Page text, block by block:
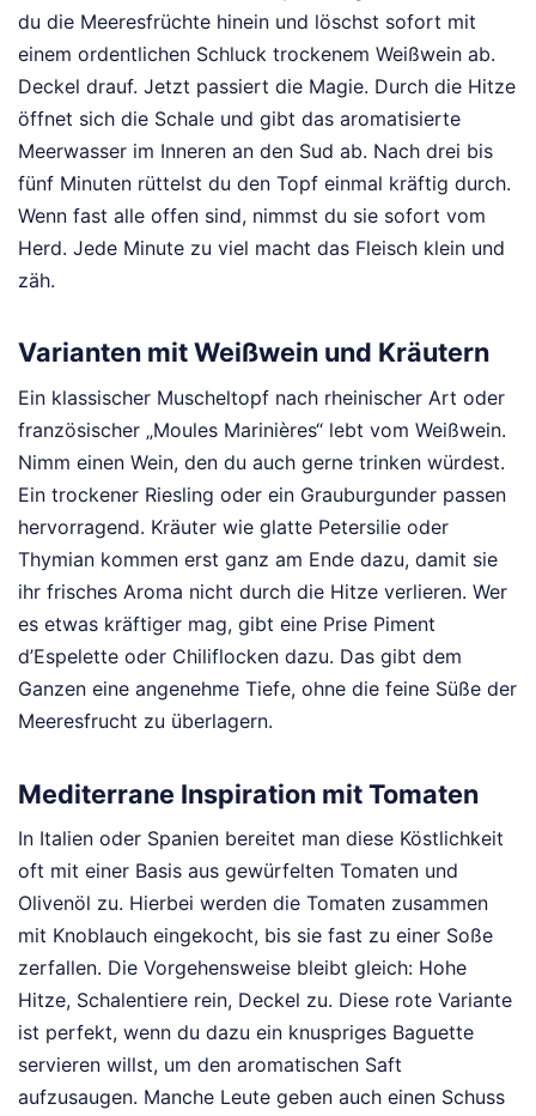
du die Meeresfrüchte hinein und löschst sofort mit
einem ordentlichen Schluck trockenem Weißwein ab.
Deckel drauf. Jetzt passiert die Magie. Durch die Hitze
öffnet sich die Schale und gibt das aromatisierte
Meerwasser im Inneren an den Sud ab. Nach drei bis
fünf Minuten rüttelst du den Topf einmal kräftig durch.
Wenn fast alle offen sind, nimmst du sie sofort vom
Herd. Jede Minute zu viel macht das Fleisch klein und
zäh.
Varianten mit Weißwein und Kräutern
Ein klassischer Muscheltopf nach rheinischer Art oder
französischer „Moules Marinières“ lebt vom Weißwein.
Nimm einen Wein, den du auch gerne trinken würdest.
Ein trockener Riesling oder ein Grauburgunder passen
hervorragend. Kräuter wie glatte Petersilie oder
Thymian kommen erst ganz am Ende dazu, damit sie
ihr frisches Aroma nicht durch die Hitze verlieren. Wer
es etwas kräftiger mag, gibt eine Prise Piment
d’Espelette oder Chiliflocken dazu. Das gibt dem
Ganzen eine angenehme Tiefe, ohne die feine Süße der
Meeresfrucht zu überlagern.
Mediterrane Inspiration mit Tomaten
In Italien oder Spanien bereitet man diese Köstlichkeit
oft mit einer Basis aus gewürfelten Tomaten und
Olivenöl zu. Hierbei werden die Tomaten zusammen
mit Knoblauch eingekocht, bis sie fast zu einer Soße
zerfallen. Die Vorgehensweise bleibt gleich: Hohe
Hitze, Schalentiere rein, Deckel zu. Diese rote Variante
ist perfekt, wenn du dazu ein knuspriges Baguette
servieren willst, um den aromatischen Saft
aufzusaugen. Manche Leute geben auch einen Schuss